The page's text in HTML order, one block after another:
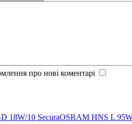
про нові коментарі
18W/10 SecuraOSRAM HNS L